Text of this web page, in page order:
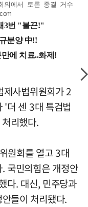
의에서 토론 종결 거수
사법위원회가 2
'더 센 3대 특검법
리했다.
원회를 열고 3대
국민의힘은 개정안
다. 대신, 민주당과
들이 처리됐다.